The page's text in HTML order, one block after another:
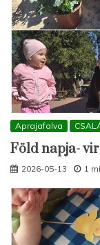
Aprajafalva
Föld napja-
2026-05-13 1